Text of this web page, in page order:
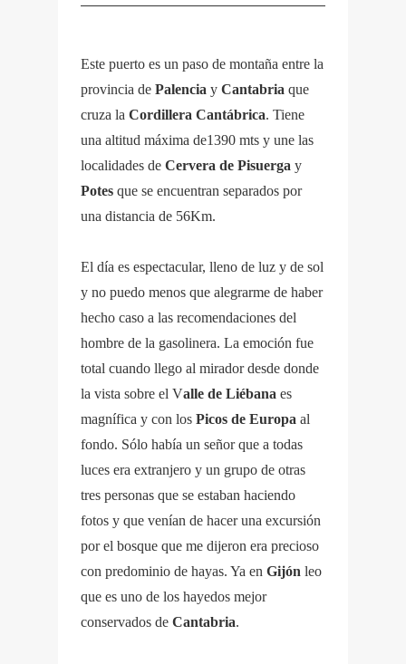
Este puerto es un paso de montaña entre la
provincia de Palencia y Cantabria que
cruza la Cordillera Cantábrica. Tiene
una altitud máxima de1390 mts y une las
localidades de Cervera de Pisuerga y
Potes que se encuentran separados por
una distancia de 56Km.
El día es espectacular, lleno de luz y de sol
y no puedo menos que alegrarme de haber
hecho caso a las recomendaciones del
hombre de la gasolinera. La emoción fue
total cuando llego al mirador desde donde
la vista sobre el Valle de Liébana es
magnífica y con los Picos de Europa al
fondo. Sólo había un señor que a todas
luces era extranjero y un grupo de otras
tres personas que se estaban haciendo
fotos y que venían de hacer una excursión
por el bosque que me dijeron era precioso
con predominio de hayas. Ya en Gijón leo
que es uno de los hayedos mejor
conservados de Cantabria.